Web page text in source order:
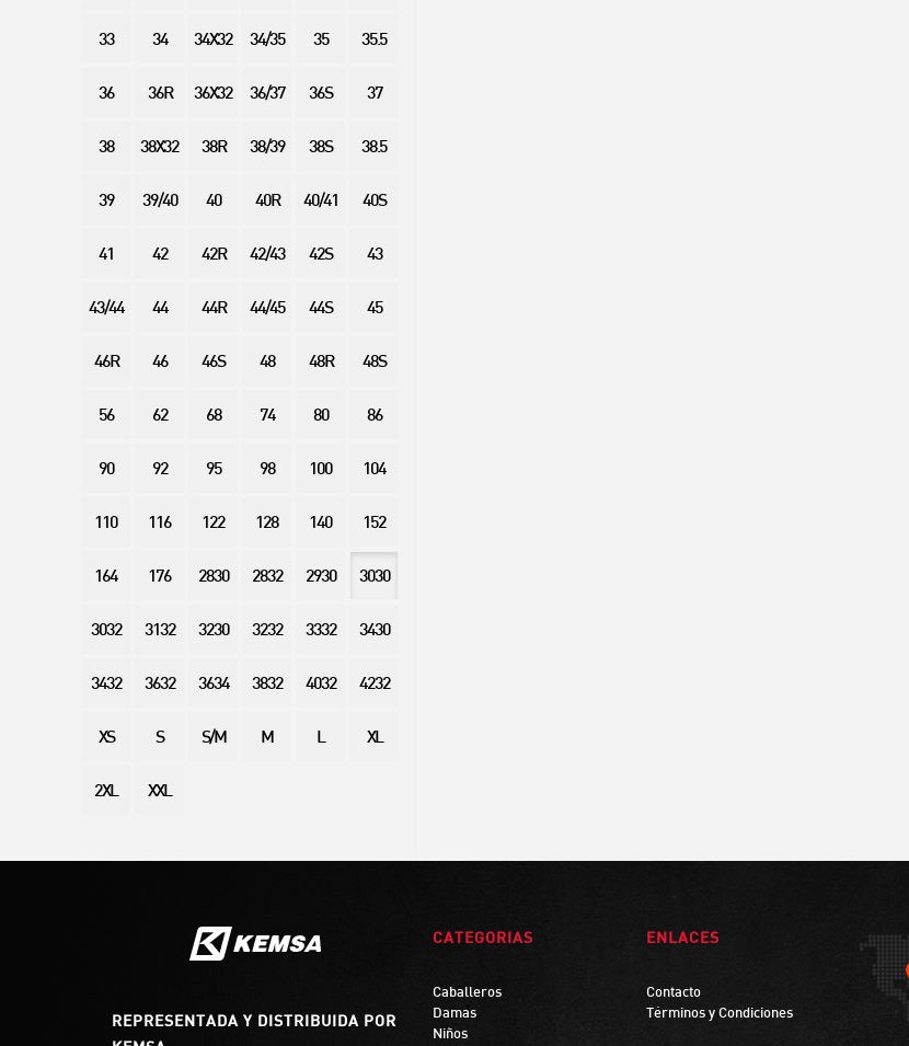
33 34 34X32 34/35 35 35.5
36 36R 36X32 36/37 36S 37
38 38X32 38R 38/39 38S 38.5
39 39/40 40 40R 40/41 40S
41 42 42R 42/43 42S 43
43/44 44 44R 44/45 44S 45
46R 46 46S 48 48R 48S
56 62 68 74 80 86
90 92 95 98 100 104
110 116 122 128 140 152
164 176 2830 2832 2930 3030
3032 3132 3230 3232 3332 3430
3432 3632 3634 3832 4032 4232
XS S S/M M L XL
2XL XXL
REPRESENTADA Y DISTRIBUIDA POR
CATEGORIAS
Caballeros
Damas
Niños
ENLACES
Contacto
Términos y Condiciones